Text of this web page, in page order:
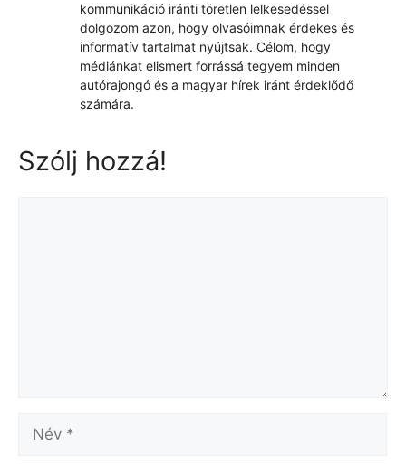
kommunikáció iránti töretlen lelkesedéssel
dolgozom azon, hogy olvasóimnak érdekes és
informatív tartalmat nyújtsak. Célom, hogy
médiánkat elismert forrássá tegyem minden
autórajongó és a magyar hírek iránt érdeklődő
számára.
Szólj hozzá!